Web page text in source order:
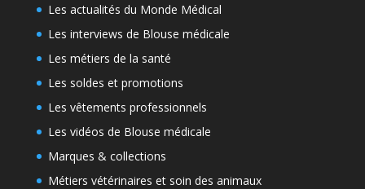
Les actualités du Monde Médical
Les interviews de Blouse médicale
Les métiers de la santé
Les soldes et promotions
Les vêtements professionnels
Les vidéos de Blouse médicale
Marques & collections
Métiers vétérinaires et soin des animaux